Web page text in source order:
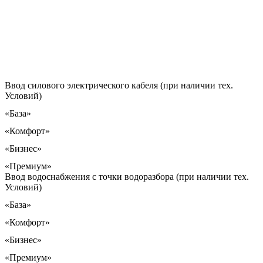
Ввод силового электрического кабеля (при наличии тех.
Условий)
«База»
«Комфорт»
«Бизнес»
«Премиум»
Ввод водоснабжения с точки водоразбора (при наличии тех.
Условий)
«База»
«Комфорт»
«Бизнес»
«Премиум»